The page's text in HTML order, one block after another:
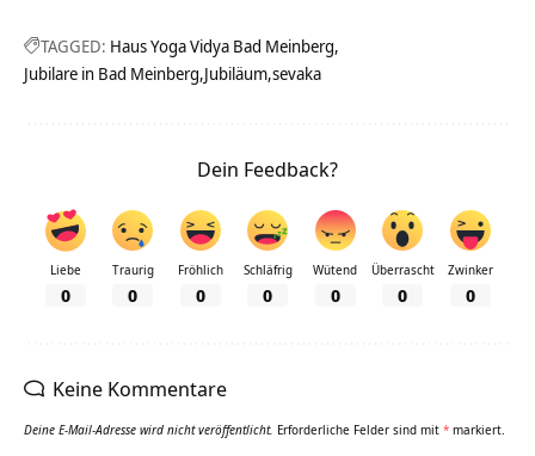
TAGGED: Haus Yoga Vidya Bad Meinberg
Jubilare in Bad Meinberg Jubiläum sevaka
Dein Feedback?
Liebe
0
Traurig
0
Fröhlich
0
Schläfrig
0
Wütend
0
Überrascht
0
Zwinker
0
Keine Kommentare
Deine E-Mail-Adresse wird nicht veröffentlicht. Erforderliche Felder sind mit * markiert.